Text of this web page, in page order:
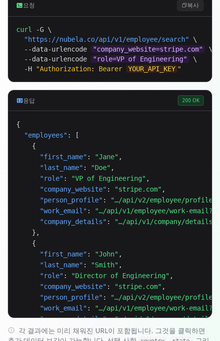
요청 복사
curl
-G \
"https://nubela.co/api/v1/employee/search" \
  --data-urlencode
"company_website=stripe.com"
\
  --data-urlencode
"role=VP of Engineering"
\
  -H
"Authorization: Bearer YOUR_API_KEY "
응답 200 OK
{
"employees" : [
    {
"first_name" : "Jane" ,
"last_name" : "Doe" ,
"role" : "VP of Engineering" ,
"company_website" : "stripe.com" ,
"person_profile" :
"…/api/v2/employee/
"work_email" :
"…/api/v1/employee/work-
"company_details" :
"…/api/v1/company/
    },
    {
"first_name" : "John" ,
"last_name" : "Smith" ,
"role" : "Director of Engineering" ,
"company_website" : "stripe.com" ,
"person_profile" :
"…/api/v2/employee/
"work_email" :
"…/api/v1/employee/work-
"company_details": "…/api/v1/company/
    }
각 결과에는 미리 채워진 URL이 포함됩니다. 그것을 클릭하면